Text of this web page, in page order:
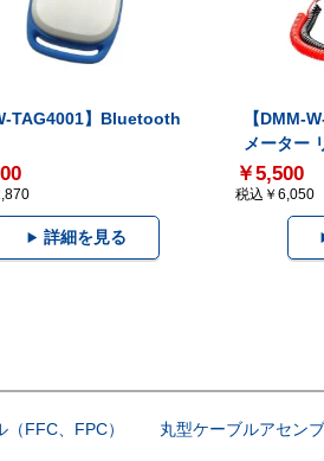
TAG4001】Bluetooth
詳細を見る
【DMM-
メーター
￥5,500
税込￥6,050
FFC、FPC）
丸型ケーブルアセン